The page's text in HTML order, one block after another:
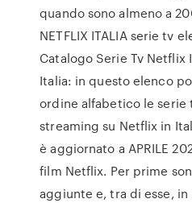
quando sono almeno a
NETFLIX ITALIA serie tv
Catalogo Serie Tv Netflix
Italia: in questo elenco
ordine alfabetico le serie
streaming su Netflix in
è aggiornato a APRILE
film Netflix. Per prime
aggiunte e, tra di esse,